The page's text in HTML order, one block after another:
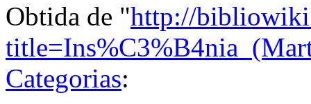
Obtida de "http://
Categorias: